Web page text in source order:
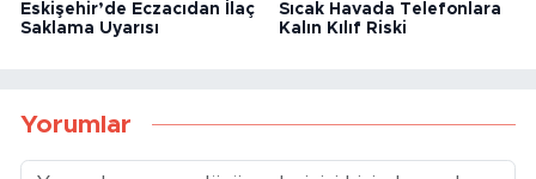
Eskişehir’de Eczacıdan İlaç
Saklama Uyarısı
Sıcak Havada Telefonlara
Kalın Kılıf Riski
Yorumlar